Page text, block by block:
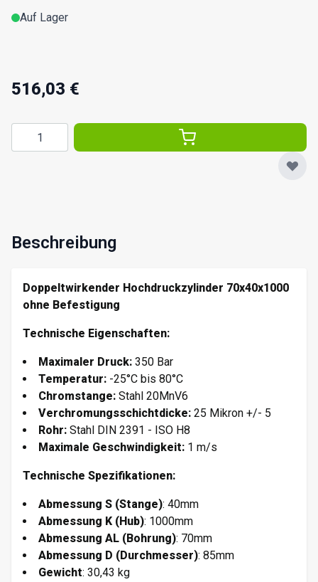
Auf Lager
516,03 €
Menge
Beschreibung
Doppeltwirkender Hochdruckzylinder 70x40x1000
ohne Befestigung
Technische Eigenschaften:
Maximaler Druck: 350 Bar
Temperatur: -25°C bis 80°C
Chromstange: Stahl 20MnV6
Verchromungsschichtdicke: 25 Mikron +/- 5
Rohr: Stahl DIN 2391 - ISO H8
Maximale Geschwindigkeit: 1 m/s
Technische Spezifikationen:
Abmessung S (Stange): 40mm
Abmessung K (Hub): 1000mm
Abmessung AL (Bohrung): 70mm
Abmessung D (Durchmesser): 85mm
Gewicht: 30,43 kg